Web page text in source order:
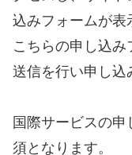
込みフォームが表
こちらの申し込
送信を行い申し込
国際サービスの
須となります。